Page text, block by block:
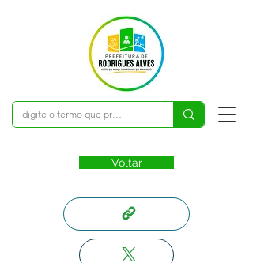
Voltar